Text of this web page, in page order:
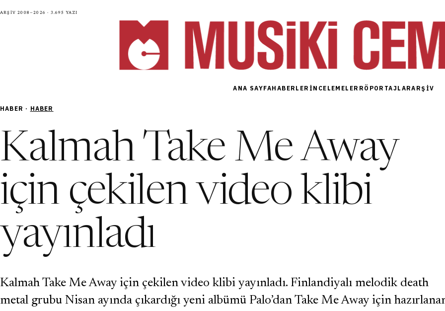
Arşiv 2008—2026 · 3.695 yazı
ANA SAYFAHABERLER İNCELEMELER RÖPORTAJLARARŞIV
HABER · HABER
Kalmah Take Me Away
için çekilen video klibi
yayınladı
Kalmah Take Me Away için çekilen video klibi yayınladı. Finlandiyalı melodik death
metal grubu Nisan ayında çıkardığı yeni albümü Palo’dan Take Me Away için